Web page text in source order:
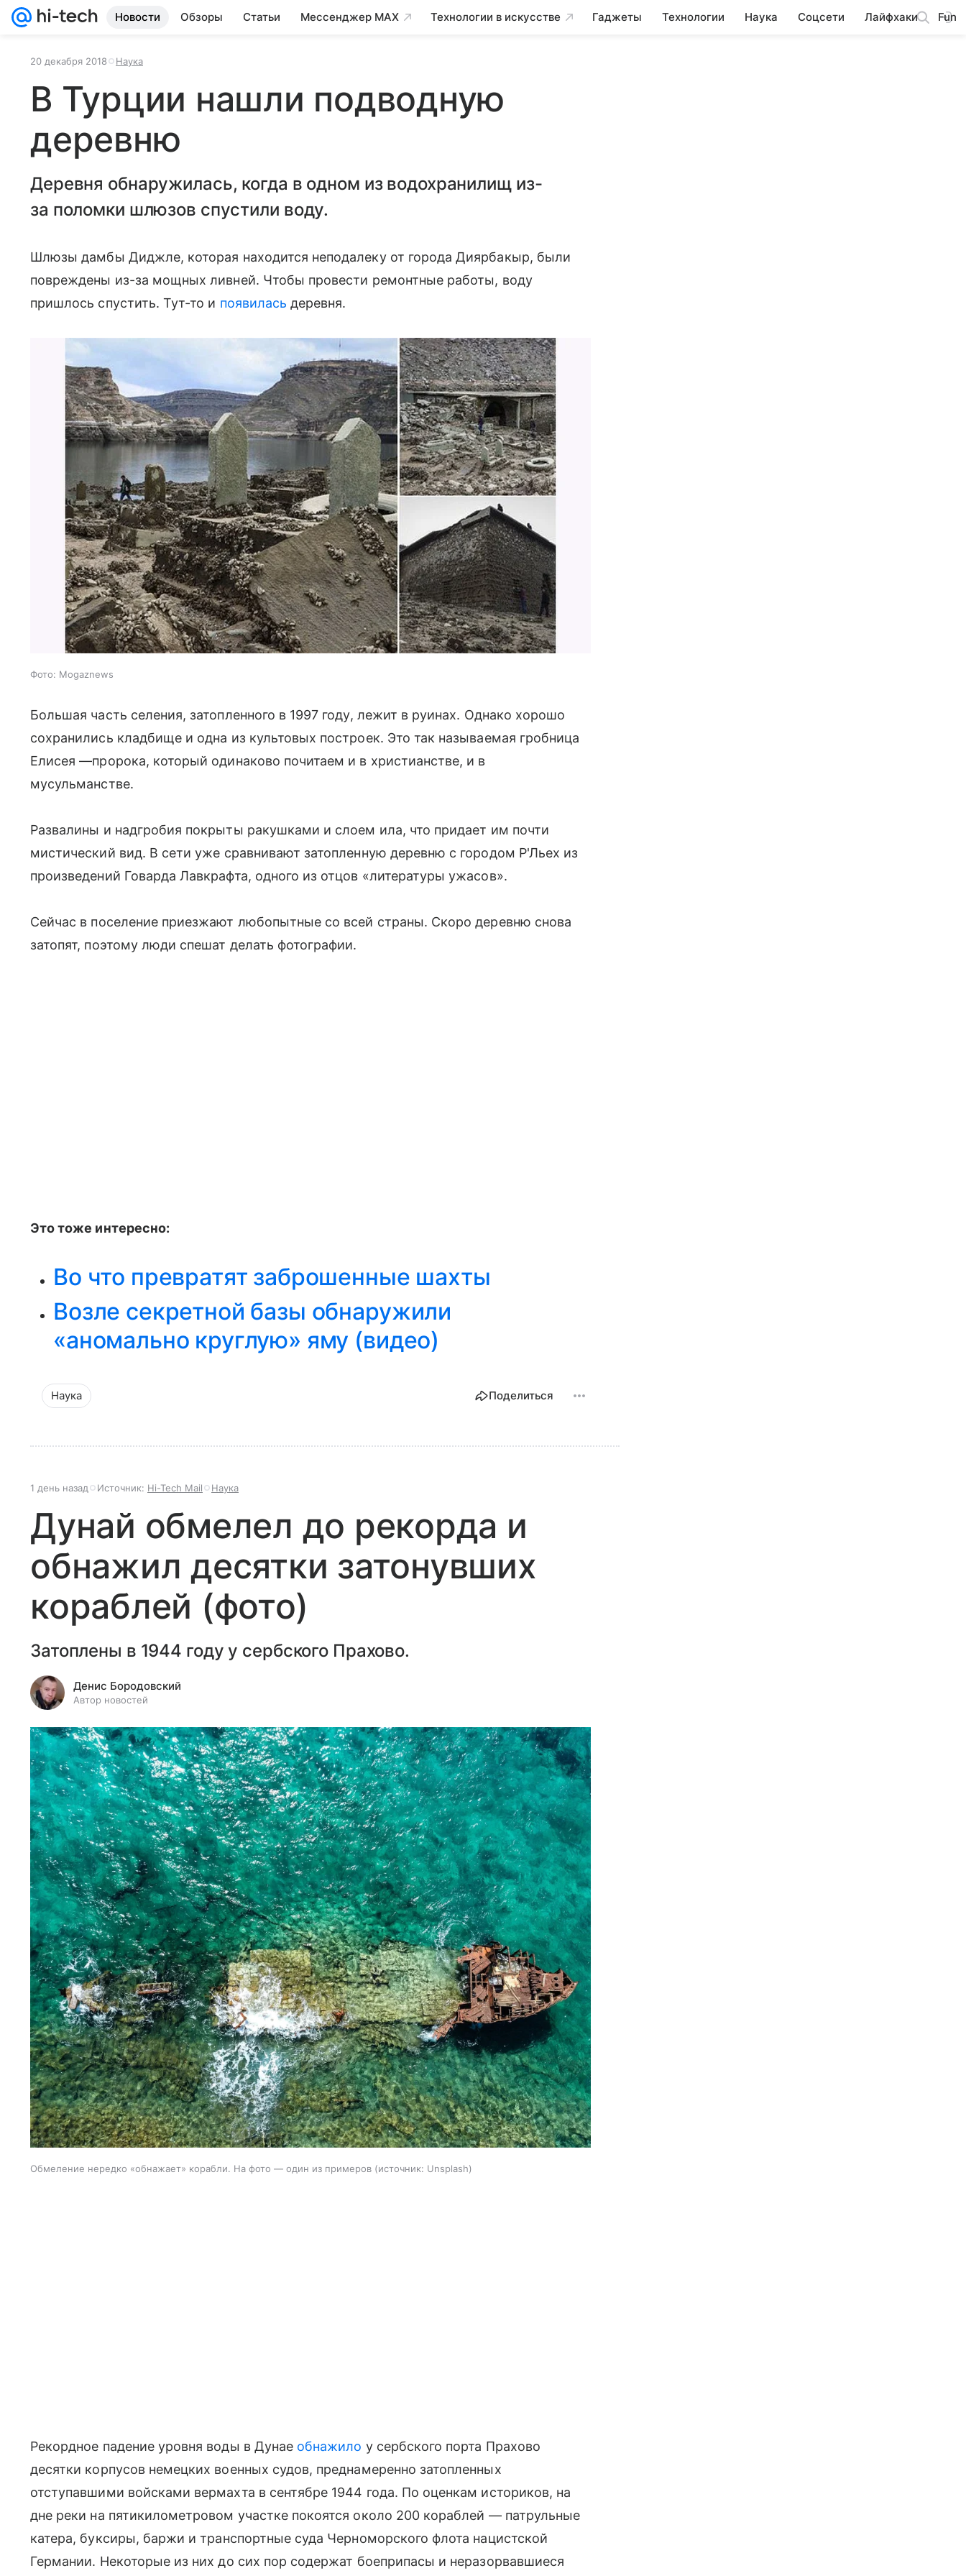
Новости Обзоры Статьи Мессенджер MAX Технологии в искусстве Гаджеты Технологии Наука Соцсети Лайфхаки Fun
20 декабря 2018 Наука
В Турции нашли подводную
деревню
Деревня обнаружилась, когда в одном из водохранилищ из-
за поломки шлюзов спустили воду.
Шлюзы дамбы Диджле, которая находится неподалеку от города Диярбакыр, были
повреждены из-за мощных ливней. Чтобы провести ремонтные работы, воду
пришлось спустить. Тут-то и появилась деревня.
Фото: Mogaznews
Большая часть селения, затопленного в 1997 году, лежит в руинах. Однако хорошо
сохранились кладбище и одна из культовых построек. Это так называемая гробница
Елисея —пророка, который одинаково почитаем и в христианстве, и в
мусульманстве.
Развалины и надгробия покрыты ракушками и слоем ила, что придает им почти
мистический вид. В сети уже сравнивают затопленную деревню с городом Р'Льех из
произведений Говарда Лавкрафта, одного из отцов «литературы ужасов».
Сейчас в поселение приезжают любопытные со всей страны. Скоро деревню снова
затопят, поэтому люди спешат делать фотографии.
Это тоже интересно:
Во что превратят заброшенные шахты
Возле секретной базы обнаружили
«аномально круглую» яму (видео)
Наука Поделиться
1 день назад Источник: Hi-Tech Mail Наука
Дунай обмелел до рекорда и
обнажил десятки затонувших
кораблей (фото)
Затоплены в 1944 году у сербского Прахово.
Денис Бородовский
Автор новостей
Обмеление нередко «обнажает» корабли. На фото — один из примеров источник: Unsplash
Рекордное падение уровня воды в Дунае обнажило у сербского порта Прахово
десятки корпусов немецких военных судов, преднамеренно затопленных
отступавшими войсками вермахта в сентябре 1944 года. По оценкам историков, на
дне реки на пятикилометровом участке покоятся около 200 кораблей — патрульные
катера, буксиры, баржи и транспортные суда Черноморского флота нацистской
Германии. Некоторые из них до сих пор содержат боеприпасы и неразорвавшиеся